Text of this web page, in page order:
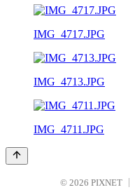
IMG_4717.JPG
IMG_4713.JPG
IMG_4711.JPG
© 2026 PIXNET